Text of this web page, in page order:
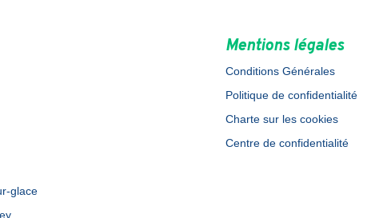
glace
Mentions légales
Conditions Générales
Politique de confidentialité
Charte sur les cookies
Centre de confidentialité